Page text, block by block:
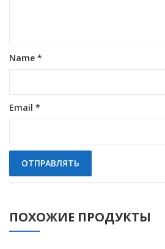
Name *
Email *
ПОХОЖИЕ ПРОДУКТЫ